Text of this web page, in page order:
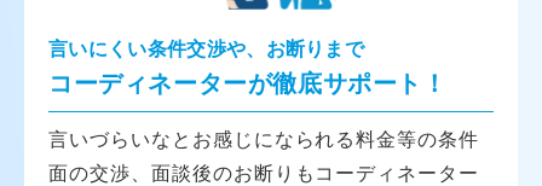
言いにくい条件交渉や、お断りまで
コーディネーターが徹底サポート！
言いづらいなとお感じになられる料金等の条件
面の交渉、面談後のお断りもコーディネーター